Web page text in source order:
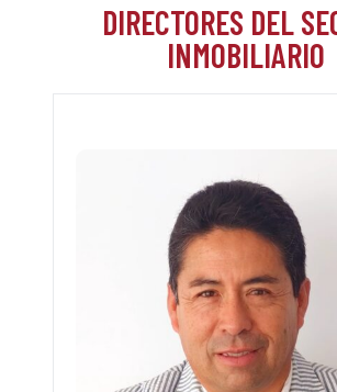
DIRECTORES DEL
INMOBILIARIO